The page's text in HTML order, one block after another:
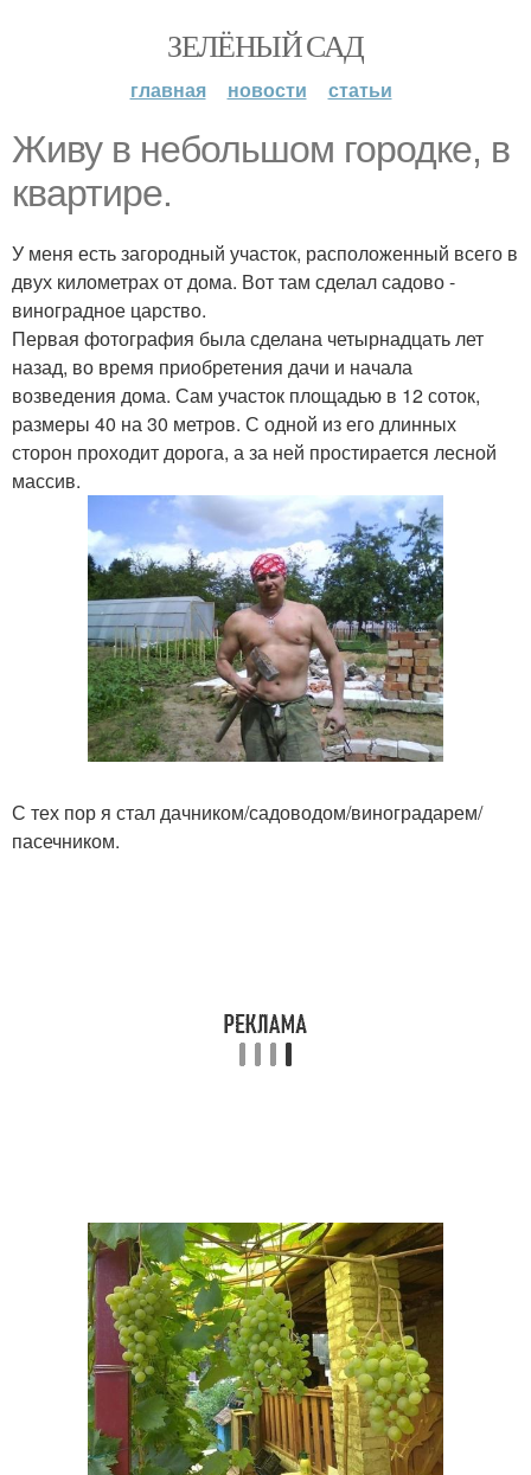
ЗЕЛЁНЫЙ САД
главная новости статьи
Живу в небольшом городке, в
квартире.
У меня есть загородный участок, расположенный всего в
двух километрах от дома. Вот там сделал садово -
виноградное царство.
Первая фотография была сделана четырнадцать лет
назад, во время приобретения дачи и начала
возведения дома. Сам участок площадью в 12 соток,
размеры 40 на 30 метров. С одной из его длинных
сторон проходит дорога, а за ней простирается лесной
массив.
С тех пор я стал дачником/садоводом/виноградарем/
пасечником.